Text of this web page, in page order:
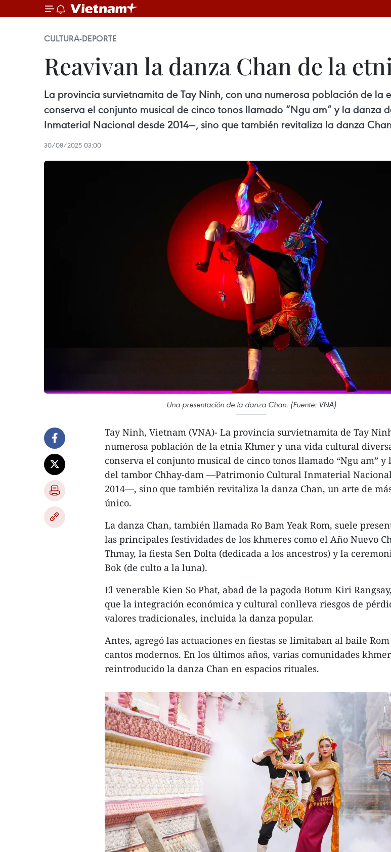
CULTURA-DEPORTE
Reavivan la danza Chan de la
La provincia survietnamita de Tay Ninh, con una numerosa población de la
conserva el conjunto musical de cinco tonos llamado “Ngu am” y la
Inmaterial Nacional desde 2014—, sino que también revitaliza la danza
30/08/2025 03:00
Una presentación de la danza Chan. (Fuente: VNA)
Tay Ninh, Vietnam (VNA)- La provincia survietnamita de Tay
numerosa población de la etnia Khmer y una vida cultural
conserva el conjunto musical de cinco tonos llamado “Ngu am” y
del tambor Chhay-dam —Patrimonio Cultural Inmaterial
2014—, sino que también revitaliza la danza Chan, un arte de
único.
La danza Chan, también llamada Ro Bam Yeak Rom, suele
las principales festividades de los khmeres como el Año Nuevo
Thmay, la fiesta Sen Dolta (dedicada a los ancestros) y la
Bok (de culto a la luna).
El venerable Kien So Phat, abad de la pagoda Botum Kiri
que la integración económica y cultural conlleva riesgos de
valores tradicionales, incluida la danza popular.
Antes, agregó las actuaciones en fiestas se limitaban al baile
cantos modernos. En los últimos años, varias comunidades
reintroducido la danza Chan en espacios rituales.